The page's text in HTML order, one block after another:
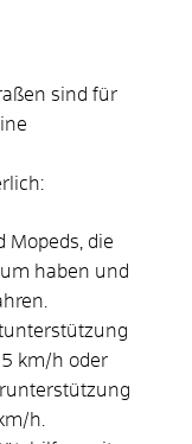
sind für
Mopeds, die
haben und
km/h oder
h.